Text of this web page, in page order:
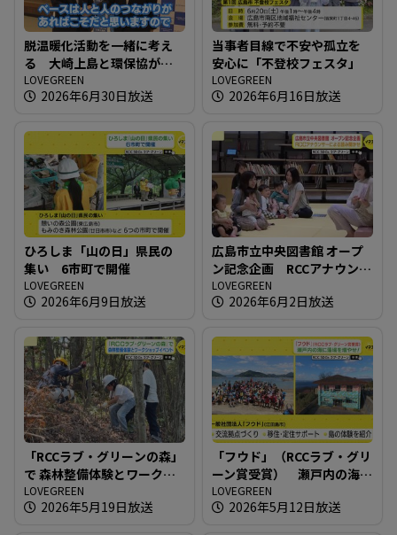
脱温暖化活動を一緒に考え
る 大崎上島と環保協が連
携協定！！
LOVEGREEN
2026年6月30日放送
当事者目線で不安や孤立を
安心に「不登校フェスタ」
LOVEGREEN
2026年6月16日放送
ひろしま「山の日」県民の
集い 6市町で開催
LOVEGREEN
2026年6月9日放送
広島市立中央図書館 オープ
ン記念企画 RCCアナウンサ
ーによる読み聞かせ
LOVEGREEN
2026年6月2日放送
「RCCラブ・グリーンの森」
で 森林整備体験とワークシ
ョップイベント
LOVEGREEN
2026年5月19日放送
「フウド」（RCCラブ・グリ
ーン賞受賞） 瀬戸内の海
に藻場を増やせ！
LOVEGREEN
2026年5月12日放送